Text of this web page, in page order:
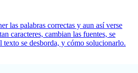
las palabras correctas y aun así verse
caracteres, cambian las fuentes, se
texto se desborda, y cómo solucionarlo.